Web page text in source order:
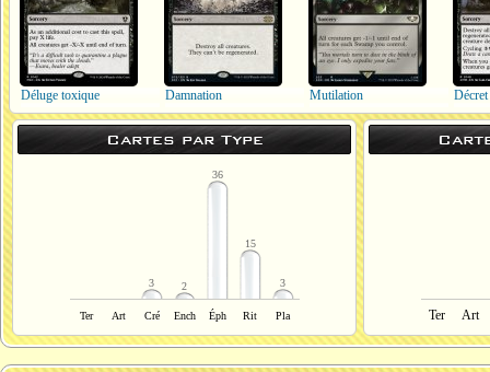
Déluge toxique Damnation Mutilation
Cartes par Type
3 2
36
15
3
Ter Art Cré Ench Éph Rit Pla Ter Art